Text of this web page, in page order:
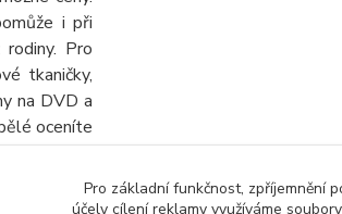
i při
Pro
tkaničky,
na DVD a
oceníte
potěšíme
křížovek a
Pro základní funkčnost, zpříjemnění
účely cílení reklamy využíváme